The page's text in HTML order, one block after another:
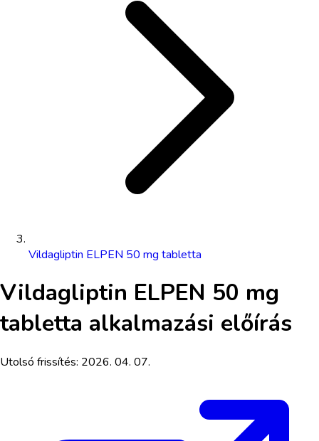
Vildagliptin ELPEN 50 mg tabletta
Vildagliptin ELPEN 50 mg
tabletta alkalmazási előírás
Utolsó frissítés: 2026. 04. 07.